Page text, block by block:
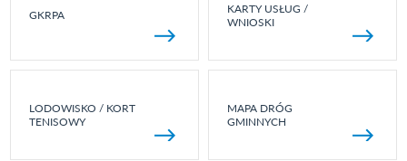
GKRPA
KARTY USŁUG /
WNIOSKI
LODOWISKO / KORT
TENISOWY
MAPA DRÓG
GMINNYCH